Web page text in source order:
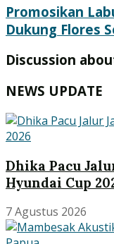
Promosikan
Dukung Flores
Discussion
NEWS UPDATE
Dhika Pacu
Hyundai Cup
7 Agustus 2026